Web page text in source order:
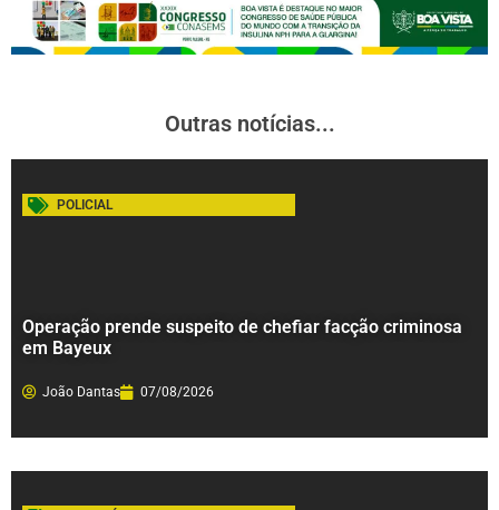
Outras notícias...
POLICIAL
Operação prende suspeito de chefiar facção criminosa
em Bayeux
João Dantas 07/08/2026